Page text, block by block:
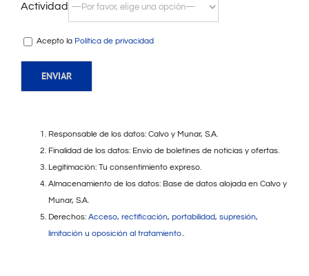
Actividad
Acepto la Política de privacidad
Responsable de los datos: Calvo y Munar, S.A.
Finalidad de los datos: Envío de boletines de noticias y ofertas.
Legitimación: Tu consentimiento expreso.
Almacenamiento de los datos: Base de datos alojada en Calvo y
Munar, S.A.
Derechos: Acceso, rectificación, portabilidad, supresión,
limitación u oposición al tratamiento..